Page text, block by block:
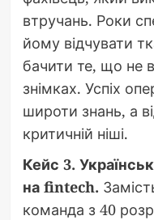
втручань. Роки
йому відчувати
бачити те, що не
знімках. Успіх
широти знань, а
критичній ніші.
Кейс 3.
на fintech.
команда з 40